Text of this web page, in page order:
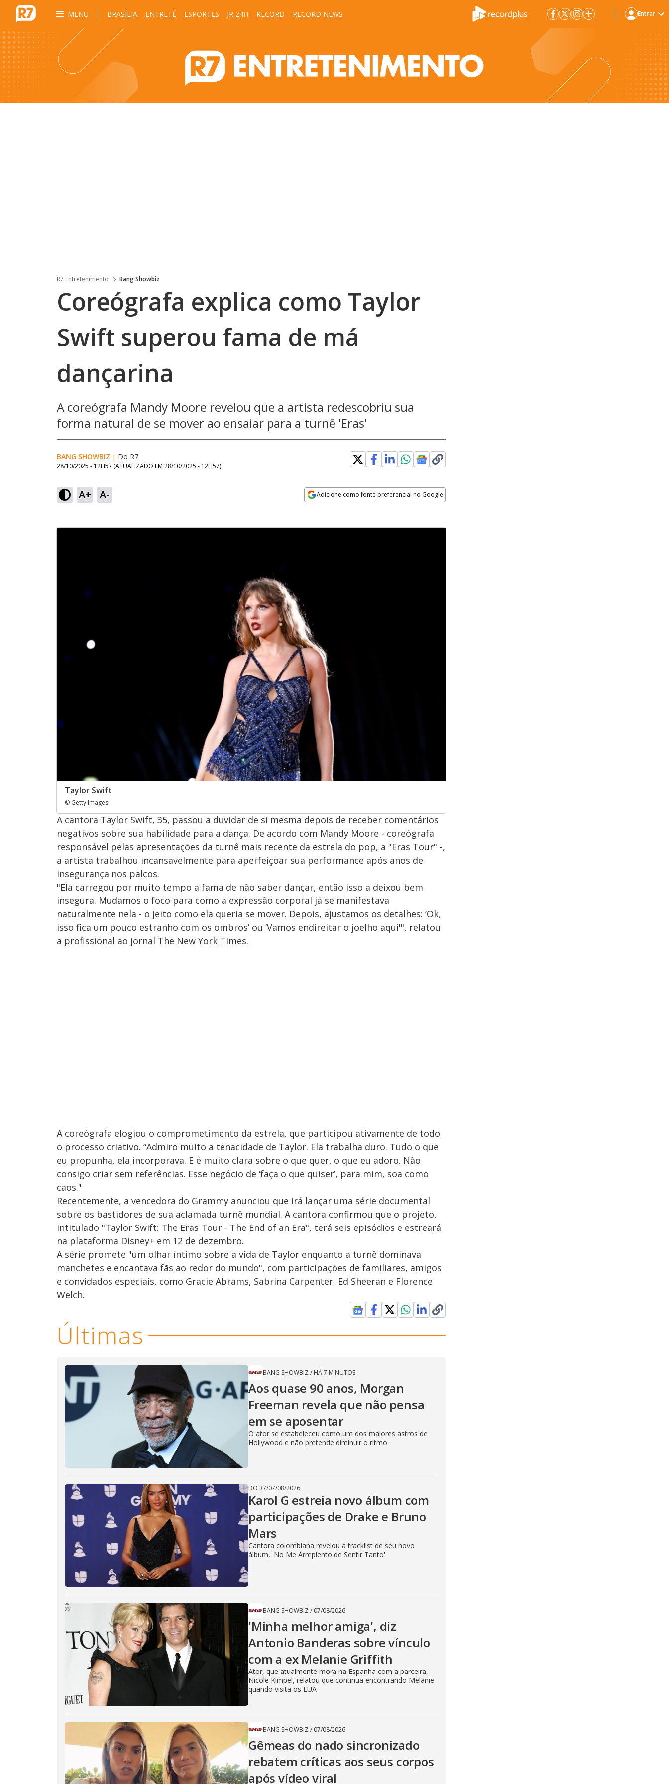
MENU BRASÍLIA ENTRETÊ ESPORTES JR 24H RECORD RECORD NEWS Entrar
R7 Entretenimento Bang Showbiz
Coreógrafa explica como Taylor
Swift superou fama de má
dançarina
A coreógrafa Mandy Moore revelou que a artista redescobriu sua
forma natural de se mover ao ensaiar para a turnê 'Eras'
BANG SHOWBIZ | Do R7
28/10/2025 - 12H57 (ATUALIZADO EM 28/10/2025 - 12H57)
A+ A- Adicione como fonte preferencial no Google
Taylor Swift
© Getty Images
A cantora Taylor Swift, 35, passou a duvidar de si mesma depois de receber comentários
negativos sobre sua habilidade para a dança. De acordo com Mandy Moore - coreógrafa
responsável pelas apresentações da turnê mais recente da estrela do pop, a "Eras Tour" -,
a artista trabalhou incansavelmente para aperfeiçoar sua performance após anos de
insegurança nos palcos.
"Ela carregou por muito tempo a fama de não saber dançar, então isso a deixou bem
insegura. Mudamos o foco para como a expressão corporal já se manifestava
naturalmente nela - o jeito como ela queria se mover. Depois, ajustamos os detalhes: ‘Ok,
isso fica um pouco estranho com os ombros’ ou ‘Vamos endireitar o joelho aqui'", relatou
a profissional ao jornal The New York Times.
A coreógrafa elogiou o comprometimento da estrela, que participou ativamente de todo
o processo criativo. “Admiro muito a tenacidade de Taylor. Ela trabalha duro. Tudo o que
eu propunha, ela incorporava. E é muito clara sobre o que quer, o que eu adoro. Não
consigo criar sem referências. Esse negócio de ‘faça o que quiser’, para mim, soa como
caos."
Recentemente, a vencedora do Grammy anunciou que irá lançar uma série documental
sobre os bastidores de sua aclamada turnê mundial. A cantora confirmou que o projeto,
intitulado "Taylor Swift: The Eras Tour - The End of an Era", terá seis episódios e estreará
na plataforma Disney+ em 12 de dezembro.
A série promete "um olhar íntimo sobre a vida de Taylor enquanto a turnê dominava
manchetes e encantava fãs ao redor do mundo", com participações de familiares, amigos
e convidados especiais, como Gracie Abrams, Sabrina Carpenter, Ed Sheeran e Florence
Welch.
Últimas
BANG SHOWBIZ / HÁ 7 MINUTOS
Aos quase 90 anos, Morgan
Freeman revela que não pensa
em se aposentar
O ator se estabeleceu como um dos maiores astros de
Hollywood e não pretende diminuir o ritmo
DO R7/07/08/2026
Karol G estreia novo álbum com
participações de Drake e Bruno
Mars
Cantora colombiana revelou a ​tracklist de seu novo
álbum, 'No Me Arrepiento de Sentir Tanto'
BANG SHOWBIZ / 07/08/2026
'Minha melhor amiga', diz
Antonio Banderas sobre vínculo
com a ex Melanie Griffith
Ator, que atualmente mora na Espanha com a parceira,
Nicole Kimpel, relatou que continua encontrando Melanie
quando visita os EUA
BANG SHOWBIZ / 07/08/2026
Gêmeas do nado sincronizado
rebatem críticas ​a​os seus corpos
após vídeo viral